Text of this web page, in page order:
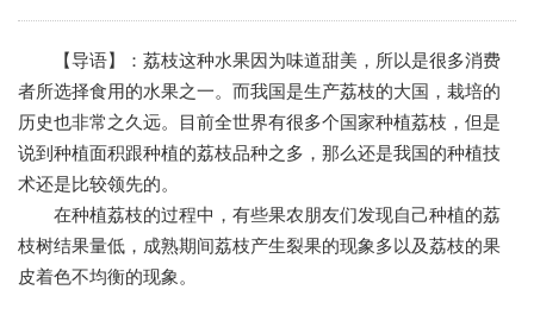
【导语】：荔枝这种水果因为味道甜美，所以是很多消费
者所选择食用的水果之一。而我国是生产荔枝的大国，栽培的
历史也非常之久远。目前全世界有很多个国家种植荔枝，但是
说到种植面积跟种植的荔枝品种之多，那么还是我国的种植技
术还是比较领先的。
在种植荔枝的过程中，有些果农朋友们发现自己种植的荔
枝树结果量低，成熟期间荔枝产生裂果的现象多以及荔枝的果
皮着色不均衡的现象。